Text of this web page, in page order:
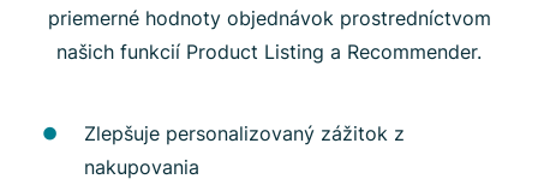
priemerné hodnoty objednávok prostredníctvom
našich funkcií Product Listing a Recommender.
Zlepšuje personalizovaný zážitok z
nakupovania